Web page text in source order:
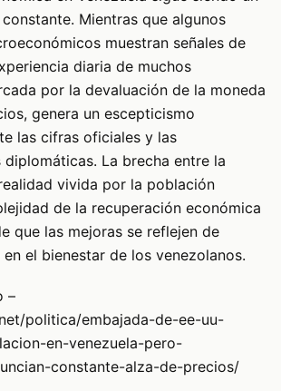
Mientras que algunos
muestran señales de
diaria de muchos
por la devaluación de la moneda
genera un escepticismo
las cifras oficiales y las
La brecha entre la
vivida por la población
de la recuperación económica
que las mejoras se reflejen de
el bienestar de los venezolanos.
–
politica/embajada-de-ee-uu-
en-venezuela-pero-
constante-alza-de-precios/